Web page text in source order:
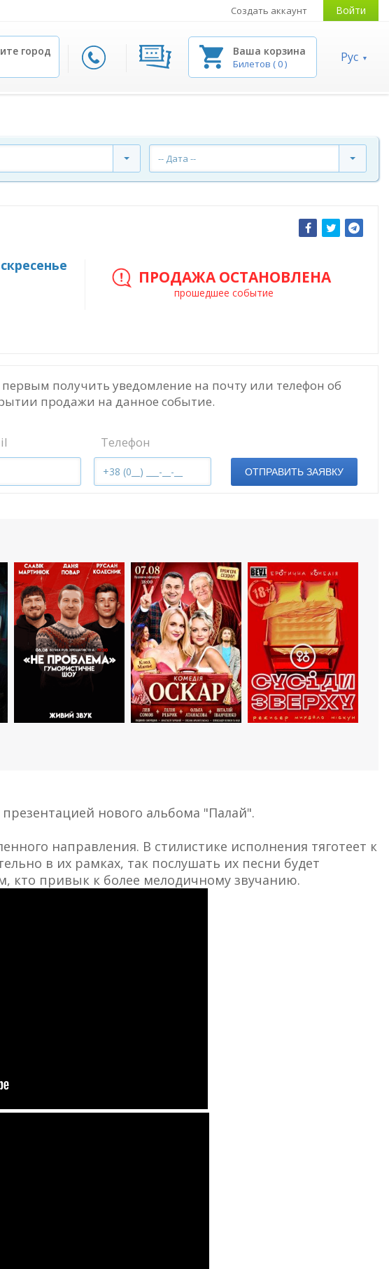
Создать аккаунт Войти
город Ваша корзина
Билетов (0) Рус
-- Дата --
ПРОДАЖА ОСТАНОВЛЕНА
прошедшее событие
получить уведомление на почту или телефон об
продажи на данное событие.
Телефон
ОТПРАВИТЬ ЗАЯВКУ
нового альбома "Палай".
направления. В стилистике исполнения тяготеет к
в их рамках, так послушать их песни будет
кто привык к более мелодичному звучанию.